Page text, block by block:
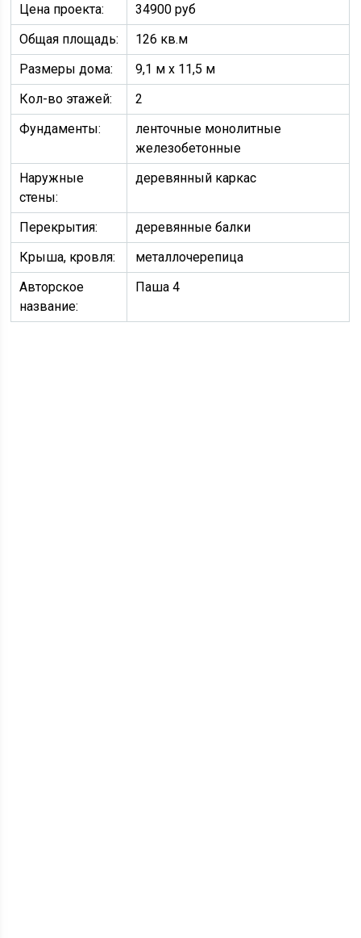
Цена проекта:
34900 руб
Общая площадь:
126 кв.м
Размеры дома:
9,1 м х 11,5 м
Кол-во этажей:
2
Фундаменты:
ленточные монолитные
железобетонные
Наружные
стены:
деревянный каркас
Перекрытия:
деревянные балки
Крыша, кровля:
металлочерепица
Авторское
название:
Паша 4